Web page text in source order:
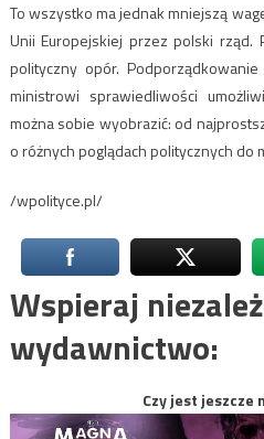
To wszystko ma jednak mniejszą
Unii Europejskiej przez polski rząd.
polityczny opór.
ministrowi sprawiedliwości
można sobie wyobrazić: od
o różnych poglądach politycznych do
/wpolityce.pl/
Wspieraj
wydawnictwo:
Czy jest jeszcze